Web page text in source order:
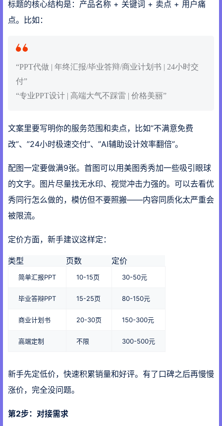
标题的核心结构是：产品名称 + 关键词 + 卖点 + 用户痛
点。比如：
“PPT代做 | 年终汇报/毕业答辩/商业计划书 | 24小时交
付”
“专业PPT设计 | 高端大气不踩雷 | 价格美丽”
文案里要写明你的服务范围和卖点，比如”不满意免费
改”、”24小时极速交付”、”AI辅助设计效率翻倍”。
配图一定要做满9张。首图可以用美图秀秀加一些吸引眼球
的文字。图片尽量找无水印、视觉冲击力强的。可以去看优
秀同行怎么做的，模仿但不要照搬——内容同质化太严重会
被限流。
定价方面，新手建议这样定：
类型 页数 定价
简单汇报PPT 10-15页 30-50元
毕业答辩PPT 15-25页 80-150元
商业计划书 20-30页 150-300元
高端定制 不限 300-500元
新手先定低价，快速积累销量和好评。有了口碑之后再慢慢
涨价，完全没问题。
第2步：对接需求